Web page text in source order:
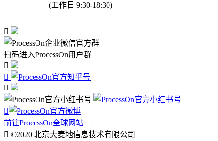
(工作日 9:30-18:30)

扫码进入ProcessOn用户群




前往ProcessOn全球网站 →
 ©2020 北京大麦地信息技术有限公司